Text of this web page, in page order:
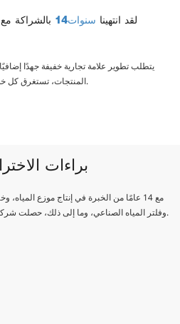
لقد انتهينا سنوات14
بالشراكة
يتطلب تطوير علامة تجارية خفيفة جهدًا
المنتجات، تستغرق كل خطوة وقتًا وطاقة.
براءات
مع 14 عامًا من الخبرة في إنتاج موزع
وفلتر المياه الصناعي، وما إلى ذلك، حصلت شركتنا على العديد من الشهادات الفخرية.